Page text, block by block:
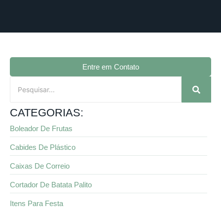
Entre em Contato
CATEGORIAS:
Boleador De Frutas
Cabides De Plástico
Caixas De Correio
Cortador De Batata Palito
Itens Para Festa